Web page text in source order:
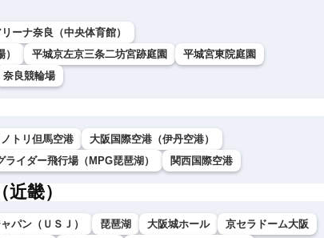
ーナ奈良（中央体育館）
平城京左京三条二坊宮跡庭園
平城宮東院庭園
奈良競輪場
トリ但馬空港
大阪国際空港（伊丹空港）
イダー飛行場（MPG琵琶湖） 関西国際空港
畿）
パン（ＵＳＪ） 琵琶湖 大阪城ホール
京セラドーム大阪